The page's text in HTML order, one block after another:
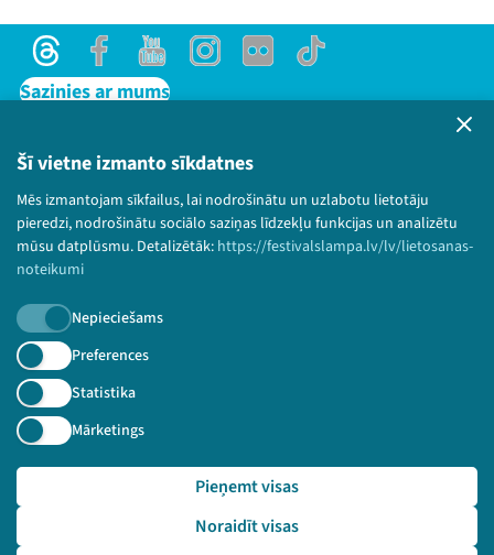
Šī vietne izmanto sīkdatnes
Mēs izmantojam sīkfailus, lai nodrošinātu un uzlabotu lietotāju
pieredzi, nodrošinātu sociālo saziņas līdzekļu funkcijas un analizētu
mūsu datplūsmu. Detalizētāk: https://festivalslampa.lv/lv/lietosanas-
noteikumi
Nepieciešams
Preferences
Statistika
Mārketings
Noraidīt visas
Pieņemt visas
ThreadsFacebookYoutubeInstagram
Flick TikTok
Sazinies ar mums
Lietošanas noteikumi un sīkdatņu politika
Bērnu aizsardzības politika
© 2026 Sarunu festivāls LAMPA Visas tiesības
paturētas.
Piesakies jaunumiem!
Nepalaid garām aktuālāko informāciju!
Pieteikties